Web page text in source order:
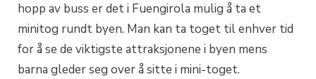
hopp av buss er det i Fuengirola mulig å ta et
minitog rundt byen. Man kan ta toget til enhver tid
for å se de viktigste attraksjonene i byen mens
barna gleder seg over å sitte i mini-toget.